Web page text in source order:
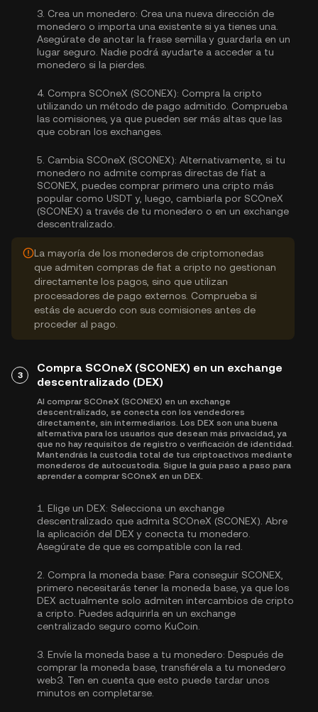
3. Crea un monedero: Crea una nueva dirección de
monedero o importa una existente si ya tienes una.
Asegúrate de anotar la frase semilla y guardarla en un
lugar seguro. Nadie podrá ayudarte a acceder a tu
monedero si la pierdes.
4. Compra SCOneX (SCONEX): Compra la cripto
utilizando un método de pago admitido. Comprueba
las comisiones, ya que pueden ser más altas que las
que cobran los exchanges.
5. Cambia SCOneX (SCONEX): Alternativamente, si tu
monedero no admite compras directas de fíat a
SCONEX, puedes comprar primero una cripto más
popular como USDT y, luego, cambiarla por SCOneX
(SCONEX) a través de tu monedero o en un exchange
descentralizado.
La mayoría de los monederos de criptomonedas
que admiten compras de fiat a cripto no gestionan
directamente los pagos, sino que utilizan
procesadores de pago externos. Comprueba si
estás de acuerdo con sus comisiones antes de
proceder al pago.
3
Compra SCOneX (SCONEX) en un exchange
descentralizado (DEX)
Al comprar SCOneX (SCONEX) en un exchange
descentralizado, se conecta con los vendedores
directamente, sin intermediarios. Los DEX son una buena
alternativa para los usuarios que desean más privacidad, ya
que no hay requisitos de registro o verificación de identidad.
Mantendrás la custodia total de tus criptoactivos mediante
monederos de autocustodia. Sigue la guía paso a paso para
aprender a comprar SCOneX en un DEX.
1. Elige un DEX: Selecciona un exchange
descentralizado que admita SCOneX (SCONEX). Abre
la aplicación del DEX y conecta tu monedero.
Asegúrate de que es compatible con la red.
2. Compra la moneda base: Para conseguir SCONEX,
primero necesitarás tener la moneda base, ya que los
DEX actualmente solo admiten intercambios de cripto
a cripto. Puedes adquirirla en un exchange
centralizado seguro como KuCoin.
3. Envíe la moneda base a tu monedero: Después de
comprar la moneda base, transfiérela a tu monedero
web3. Ten en cuenta que esto puede tardar unos
minutos en completarse.